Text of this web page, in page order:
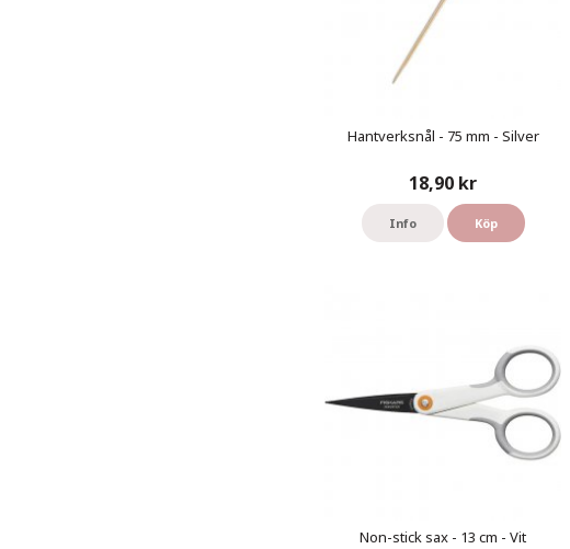
Hantverksnål - 75 mm - Silver
18,90 kr
Info Köp
Non-stick sax - 13 cm - Vit